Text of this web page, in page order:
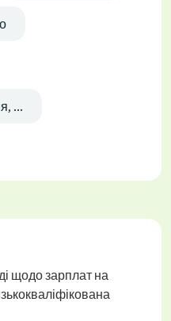
...
щодо зарплат на